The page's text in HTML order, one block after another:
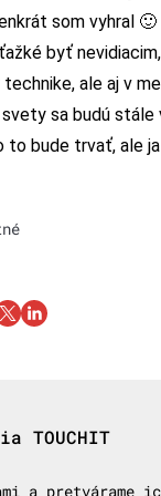
som vyhral
byť
ale aj v
sa budú stále
to bude trvať, ale
TOUCHIT
a pretvárame